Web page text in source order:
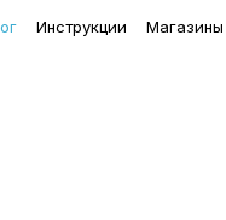
Инструкции Магазины